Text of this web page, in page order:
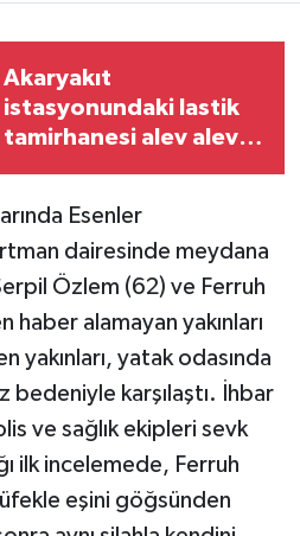
Akaryakıt
istasyonundaki lastik
tamirhanesi alev alev
Esenler
dairesinde meydana
Özlem (62) ve Ferruh
alamayan yakınları
yakınları, yatak odasında
bedeniyle karşılaştı. İhbar
ve sağlık ekipleri sevk
ilk incelemede, Ferruh
eşini göğsünden